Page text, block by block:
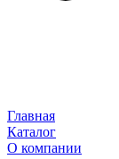
Главная
Каталог
О компании